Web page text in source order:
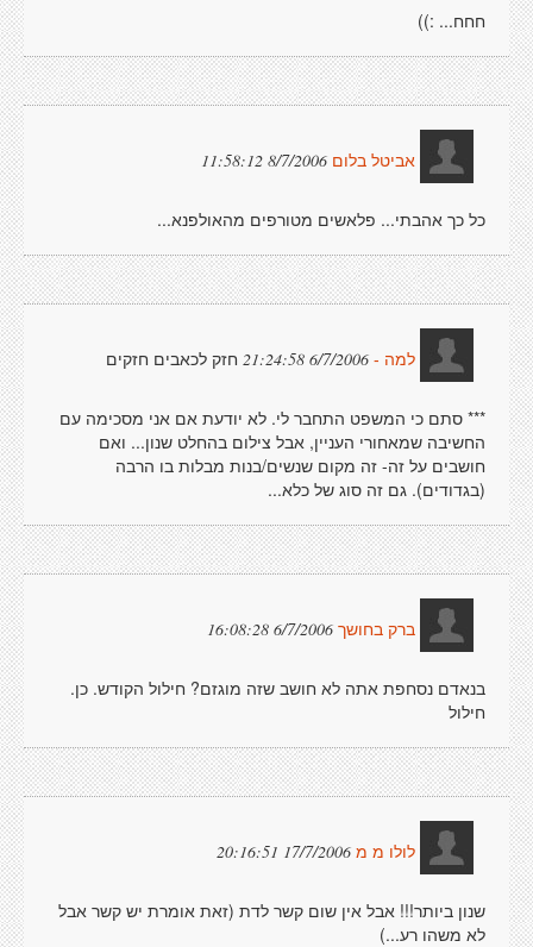
חחח... :))
אביטל בלום 8/7/2006 11:58:12
כל כך אהבתי... פלאשים מטורפים מהאולפנא...
למה - 6/7/2006 21:24:58 חזק לכאבים חזקים
*** סתם כי המשפט התחבר לי. לא יודעת אם אני מסכימה עם
החשיבה שמאחורי העניין, אבל צילום בהחלט שנון... ואם
חושבים על זה- זה מקום שנשים/בנות מבלות בו הרבה
(בגדודים). גם זה סוג של כלא...
ברק בחושך 6/7/2006 16:08:28
בנאדם נסחפת אתה לא חושב שזה מוגזם? חילול הקודש. כן.
חילול
לולו מ מ 17/7/2006 20:16:51
שנון ביותר!!! אבל אין שום קשר לדת (זאת אומרת יש קשר אבל
לא משהו רע...)